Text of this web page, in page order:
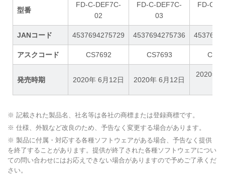
型番
FD-C-DEF7C-
02
FD-C-DEF7C-
03
FD-C-
JANコード 4537694275729 4537694275736
アスクコード CS7692 CS7693
発売時期 2020年 6月12日 2020年 6月12日
2020年
※ 記載された製品名、社名等は各社の商標または登録商標です。
※ 仕様、外観など改良のため、予告なく変更する場合があります。
※ 製品に付属・対応する各種ソフトウェアがある場合、予告なく提供
を終了することがあります。提供が終了された各種ソフトウェアについ
ての問い合わせにはお応えできない場合がありますので予めご了承くだ
さい。